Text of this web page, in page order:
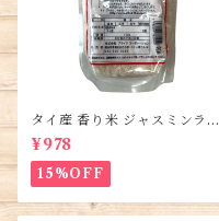
タイ産 香り米 ジャスミンライ
ス450g (2袋)・Thai Jasmine
Rice・Gao Thai
¥978
15%OFF